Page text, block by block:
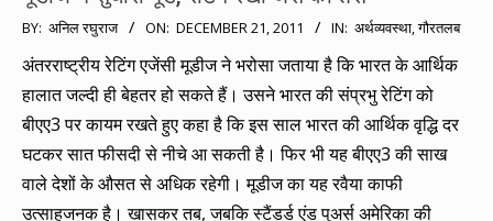
2011-
12-
BY: अनिल रघुराज ON: DECEMBER 21, 2011 IN: अर्थव्यवस्था,गौरतलब
अंतरराष्ट्रीय रेटिंग एजेंसी मूडीज ने भरोसा जताया है कि भारत के आर्थिक
हालात जल्दी ही बेहतर हो सकते हैं। उसने भारत की संप्रभु रेटिंग को
बीएए3 पर कायम रखते हुए कहा है कि इस साल भारत की आर्थिक वृद्धि दर
घटकर सात फीसदी से नीचे आ सकती है। फिर भी यह बीएए3 की साख
वाले देशों के औसत से अधिक रहेगी। मूडीज का यह रवैया काफी
उत्साहजनक है। खासकर तब, जबकि स्टैंडर्ड एंड पुअर्स अमेरिका की